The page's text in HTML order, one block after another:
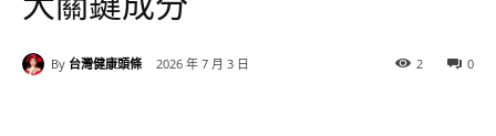
By 台灣健康頭條 2026 年 7 月 3 日 0
2